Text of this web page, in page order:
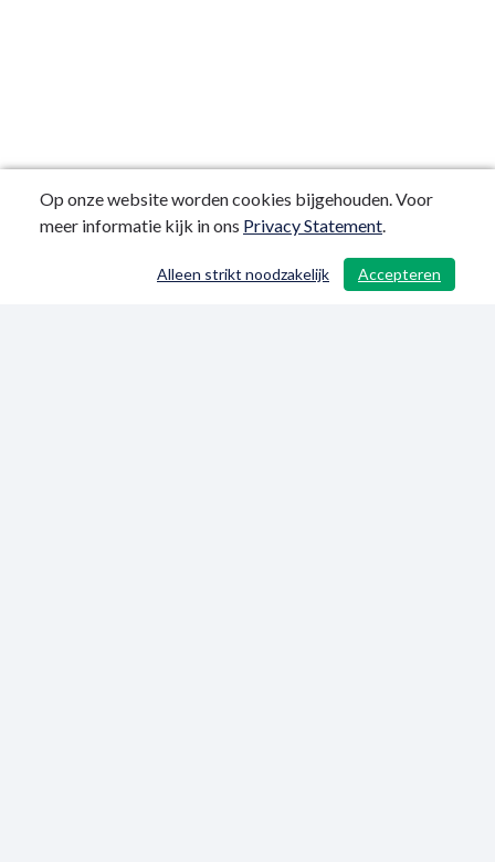
/ 24
Op onze website worden cookies bijgehouden. Voor
meer informatie kijk in ons Privacy Statement.
Accepteren
Alleen strikt noodzakelijk